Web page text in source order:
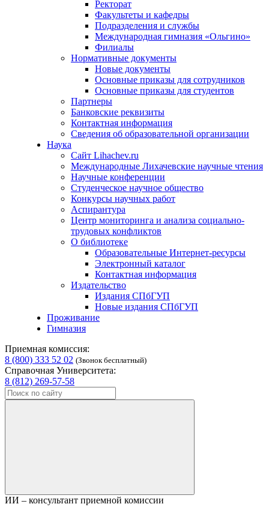
Ректорат
Факультеты и кафедры
Подразделения и службы
Международная гимназия «Ольгино»
Филиалы
Нормативные документы
Новые документы
Основные приказы для сотрудников
Основные приказы для студентов
Партнеры
Банковские реквизиты
Контактная информация
Сведения об образовательной организации
Наука
Сайт Lihachev.ru
Международные Лихачевские научные чтения
Научные конференции
Студенческое научное общество
Конкурсы научных работ
Аспирантура
Центр мониторинга и анализа социально-
трудовых конфликтов
О библиотеке
Образовательные Интернет-ресурсы
Электронный каталог
Контактная информация
Издательство
Издания СПбГУП
Новые издания СПбГУП
Проживание
Гимназия
Приемная комиссия:
8 (800) 333 52 02 (Звонок бесплатный)
Справочная Университета:
8 (812) 269-57-58
ИИ – консультант приемной комиссии